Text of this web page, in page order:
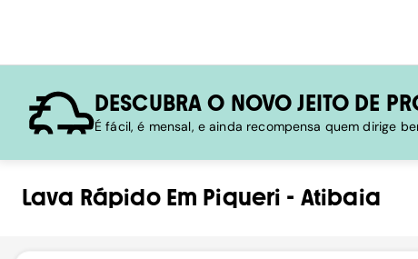
DESCUBRA O NOVO JEITO DE
É fácil, é mensal, e ainda recompensa quem dirige
Lava RápidoEm Piqueri - Atibaia